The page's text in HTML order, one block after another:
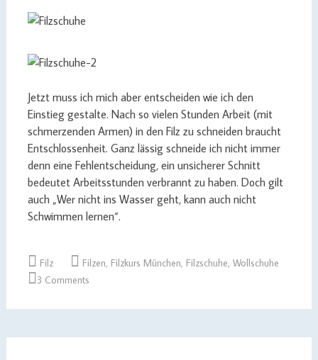
Jetzt muss ich mich aber entscheiden wie ich den
Einstieg gestalte. Nach so vielen Stunden Arbeit (mit
schmerzenden Armen) in den Filz zu schneiden braucht
Entschlossenheit. Ganz lässig schneide ich nicht immer
denn eine Fehlentscheidung, ein unsicherer Schnitt
bedeutet Arbeitsstunden verbrannt zu haben. Doch gilt
auch „Wer nicht ins Wasser geht, kann auch nicht
Schwimmen lernen“.
Filz Filzen, Filzkurs München, Filzschuhe, Wollschuhe
3 Comments